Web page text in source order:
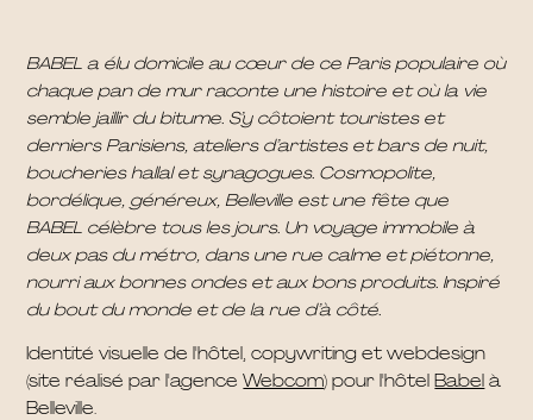
BABEL a élu domicile au cœur de ce Paris populaire où
chaque pan de mur raconte une histoire et où la vie
semble jaillir du bitume. S’y côtoient touristes et
derniers Parisiens, ateliers d’artistes et bars de nuit,
boucheries hallal et synagogues. Cosmopolite,
bordélique, généreux, Belleville est une fête que
BABEL célèbre tous les jours. Un voyage immobile à
deux pas du métro, dans une rue calme et piétonne,
nourri aux bonnes ondes et aux bons produits.Inspiré
du bout du monde et de la rue d’à côté.
Identité visuelle de l'hôtel, copywriting et webdesign
(site réalisé par l'agenceWebcom) pour l'hôtelBabel à
Belleville.